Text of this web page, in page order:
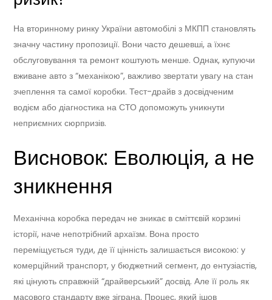
На вторинному ринку України автомобілі з МКПП становлять
значну частину пропозиції. Вони часто дешевші, а їхнє
обслуговування та ремонт коштують менше. Однак, купуючи
вживане авто з “механікою”, важливо звертати увагу на стан
зчеплення та самої коробки. Тест-драйв з досвідченим
водієм або діагностика на СТО допоможуть уникнути
неприємних сюрпризів.
Висновок: Еволюція, а не
зникнення
Механічна коробка передач не зникає в сміттєвій корзині
історії, наче непотрібний архаїзм. Вона просто
переміщується туди, де її цінність залишається високою: у
комерційний транспорт, у бюджетний сегмент, до ентузіастів,
які цінують справжній “драйверський” досвід. Але її роль як
масового стандарту вже зіграна. Процес, який ішов